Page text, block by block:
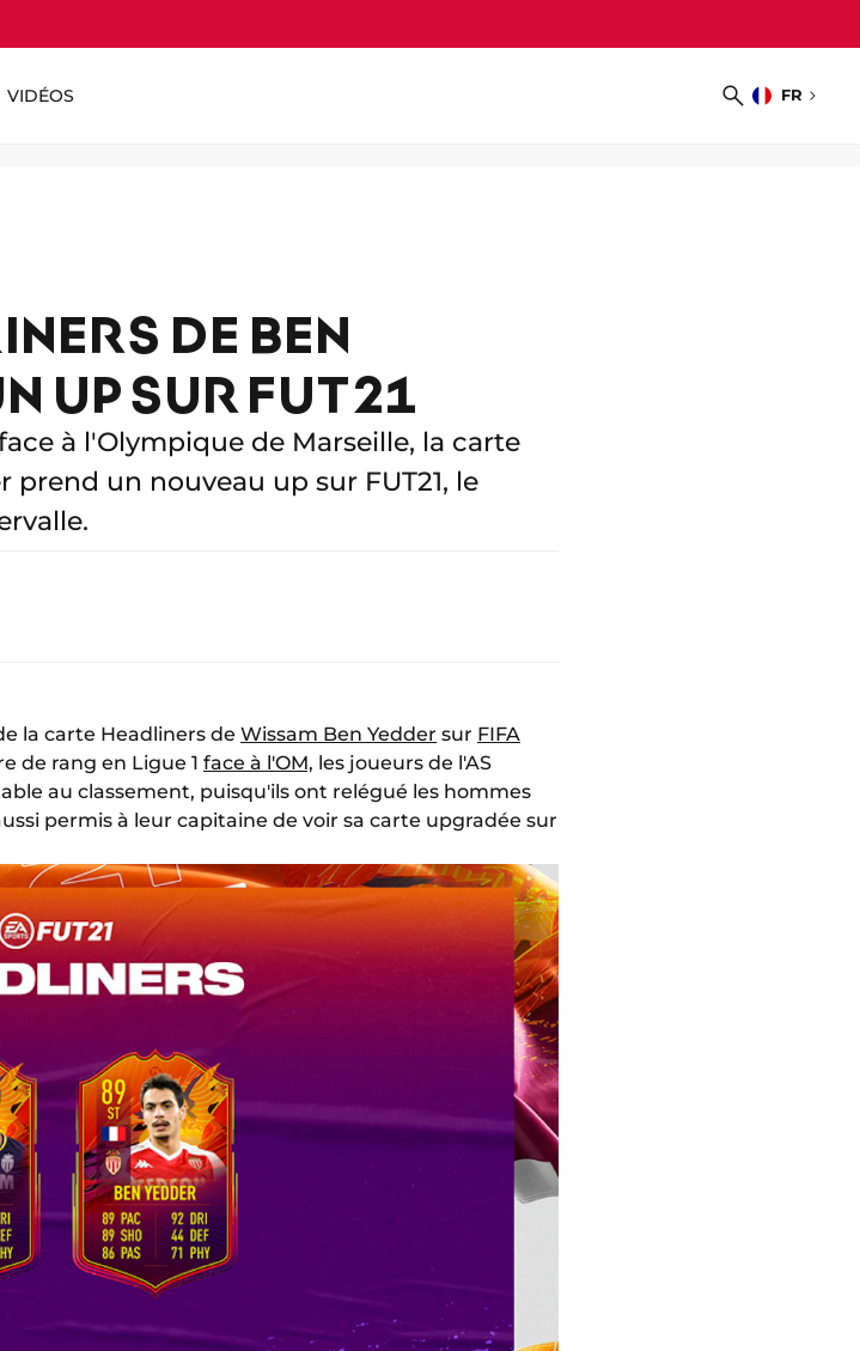
VIDÉOS
Recherche
FR
Choisir
DE BEN
UP SUR FUT21
à l'Olympique de Marseille, la carte
prend un nouveau up sur FUT21, le
la carte Headliners de Wissam Ben Yedder sur FIFA
de rang en Ligue 1 face à l'OM, les joueurs de l'AS
au classement, puisqu'ils ont relégué les hommes
permis à leur capitaine de voir sa carte upgradée sur